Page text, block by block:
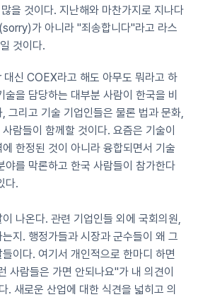
을 것이다. 지난해와 마찬가지로 지나다
가 아니라 "죄송합니다"라고 라스
것이다.
신 COEX라고 해도 아무도 뭐라고 하
을 담당하는 대부분 사람이 한국을 비
, 그리고 기술 기업인들은 물론 법과 문화,
람들이 함께할 것이다. 요즘은 기술이
한정된 것이 아니라 융합되면서 기술
야를 막론하고 한국 사람들이 참가한다
다.
나온다. 관련 기업인들 외에 국회의원,
지. 행정가들과 시장과 군수들이 왜 그
이다. 여기서 개인적으로 한마디 하면
사람들은 가면 안되나요"가 내 의견이
. 새로운 산업에 대한 식견을 넓히고 의